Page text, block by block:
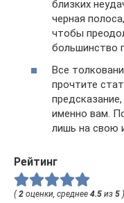
близких
черная
чтобы
большинство
Все
прочтите
именно вам.
лишь на свою
Рейтинг
( 2 оценки, среднее 4.5 из 5 )